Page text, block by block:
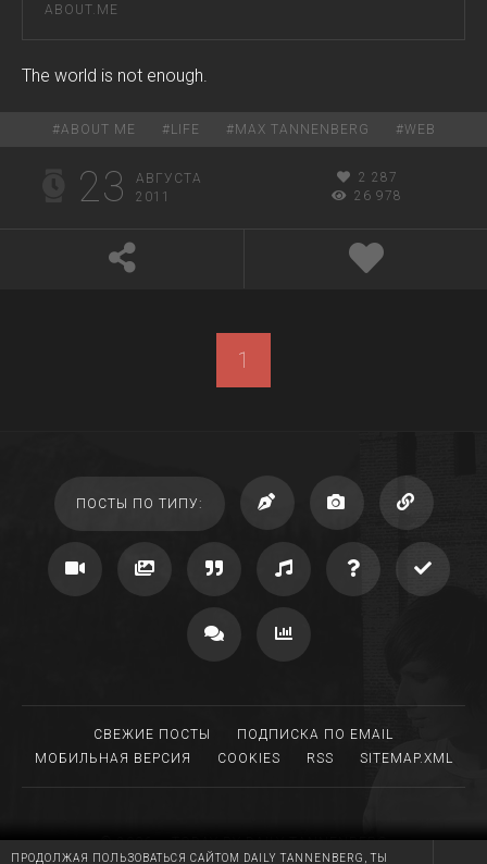
ABOUT.ME
The world is not enough.
#ABOUT ME #LIFE #MAX TANNENBERG #WEB
23
АВГУСТА
2011
2 287
26 978
1
ПОСТЫ ПО ТИПУ:
СВЕЖИЕ ПОСТЫ
ПОДПИСКА ПО EMAIL
МОБИЛЬНАЯ ВЕРСИЯ
COOKIES RSS SITEMAP.XML
©2006— TODAY BYDAILY TANNENBERG
ПРОДОЛЖАЯ ПОЛЬЗОВАТЬСЯ САЙТОМ DAILY TANNENBERG, ТЫ